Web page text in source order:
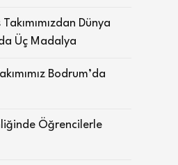
Takımımızdan Dünya
Üç Madalya
Bodrum’da
Öğrencilerle